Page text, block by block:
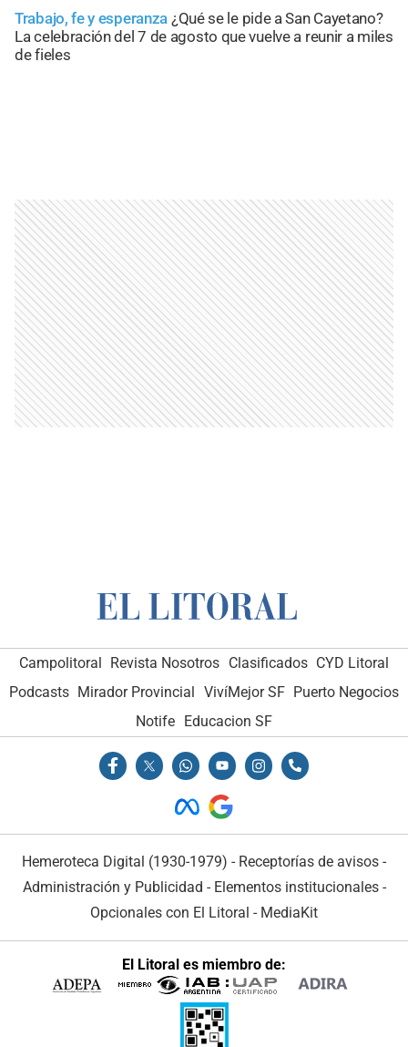
Trabajo, fe y esperanza ¿Qué se le pide a San Cayetano?
La celebración del 7 de agosto que vuelve a reunir a miles
de fieles
Campolitoral Revista Nosotros Clasificados CYD Litoral
Podcasts Mirador Provincial VivíMejor SF Puerto Negocios
Notife
Educacion SF
Hemeroteca Digital (1930-1979) - Receptorías de avisos -
Administración y Publicidad - Elementos institucionales-
Opcionales con El Litoral - MediaKit
El Litoral es miembro de: